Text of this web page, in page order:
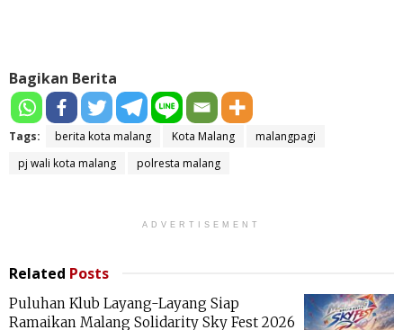
Bagikan Berita
Tags: berita kota malang Kota Malang
malangpagi
pj wali kota malang
polresta malang
ADVERTISEMENT
Related Posts
Puluhan Klub Layang-Layang Siap
Ramaikan Malang Solidarity Sky Fest 2026